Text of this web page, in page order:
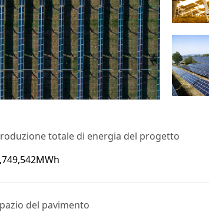
totale di energia del progetto
del pavimento